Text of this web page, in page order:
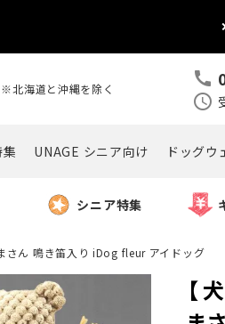
※北海道と沖縄を除く call
schedule
UNAGE シニア向け ドッグウ
シニア特集
さん 鳴き笛入り iDog fleur アイドッグ
【